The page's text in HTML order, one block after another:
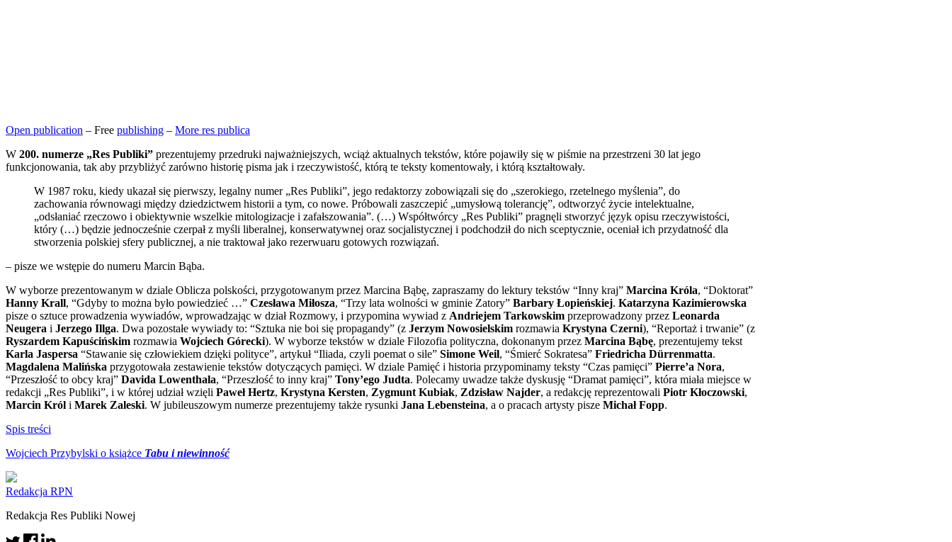
Open publication – Free publishing – More res publica
W 200. numerze „Res Publiki” prezentujemy przedruki najważniejszych, wciąż aktualnych tekstów, które pojawiły się w piśmie na przestrzeni 30 lat jego
funkcjonowania, tak aby przybliżyć zarówno historię pisma jak i rzeczywistość, którą te teksty komentowały, i którą kształtowały.
W 1987 roku, kiedy ukazał się pierwszy, legalny numer „Res Publiki”, jego redaktorzy zobowiązali się do „szerokiego, rzetelnego myślenia”, do
zachowania równowagi między dziedzictwem historii a tym, co nowe. Próbowali zaszczepić „umysłową tolerancję”, odtworzyć życie intelektualne,
„odsłaniać rzeczowo i obiektywnie wszelkie mitologizacje i zafałszowania”. (…) Współtwórcy „Res Publiki” pragnęli stworzyć język opisu rzeczywistości,
który (…) będzie jednocześnie czerpał z myśli liberalnej, konserwatywnej oraz socjalistycznej i podchodził do nich sceptycznie, oceniał ich przydatność dla
stworzenia polskiej sfery publicznej, a nie traktował jako rezerwuaru gotowych rozwiązań.
– pisze we wstępie do numeru Marcin Bąba.
W wyborze prezentowanym w dziale Oblicza polskości, przygotowanym przez Marcina Bąbę, zapraszamy do lektury tekstów “Inny kraj” Marcina Króla, “Doktorat”
Hanny Krall, “Gdyby to można było powiedzieć …” Czesława Miłosza, “Trzy lata wolności w gminie Zatory” Barbary Łopieńskiej. Katarzyna Kazimierowska
pisze o sztuce prowadzenia wywiadów, wprowadzając w dział Rozmowy, i przypomina wywiad z Andriejem Tarkowskim przeprowadzony przez Leonarda
Neugera i Jerzego Illga. Dwa pozostałe wywiady to: “Sztuka nie boi się propagandy” (z Jerzym Nowosielskim rozmawia Krystyna Czerni), “Reportaż i trwanie” (z
Ryszardem Kapuścińskim rozmawia Wojciech Górecki). W wyborze tekstów w dziale Filozofia polityczna, dokonanym przez Marcina Bąbę, prezentujemy tekst
Karla Jaspersa “Stawanie się człowiekiem dzięki polityce”, artykuł “Iliada, czyli poemat o sile” Simone Weil, “Śmierć Sokratesa” Friedricha Dürrenmatta.
Magdalena Malińska przygotowała zestawienie tekstów dotyczących pamięci. W dziale Pamięć i historia przypominamy teksty “Czas pamięci” Pierre’a Nora,
“Przeszłość to obcy kraj” Davida Lowenthala, “Przeszłość to inny kraj” Tony’ego Judta. Polecamy uwadze także dyskusję “Dramat pamięci”, która miała miejsce w
redakcji „Res Publiki”, i w której udział wzięli Paweł Hertz, Krystyna Kersten, Zygmunt Kubiak, Zdzisław Najder, a redakcję reprezentowali Piotr Kłoczowski,
Marcin Król i Marek Zaleski. W jubileuszowym numerze prezentujemy także rysunki Jana Lebensteina, a o pracach artysty pisze Michał Fopp.
Spis treści
Wojciech Przybylski o książce Tabu i niewinność
Redakcja RPN
Redakcja Res Publiki Nowej